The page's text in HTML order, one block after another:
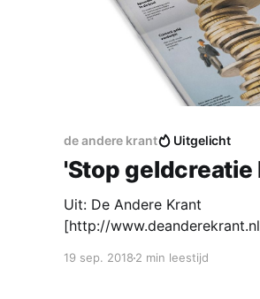
de andere krant Uitgelicht
'Stop geldcreatie
Uit: De Andere Krant
[http://
[http://
19 sep. 2018 2 min leestijd